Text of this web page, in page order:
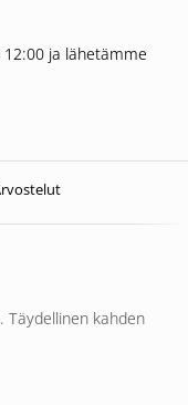
ja lähetämme
Täydellinen kahden